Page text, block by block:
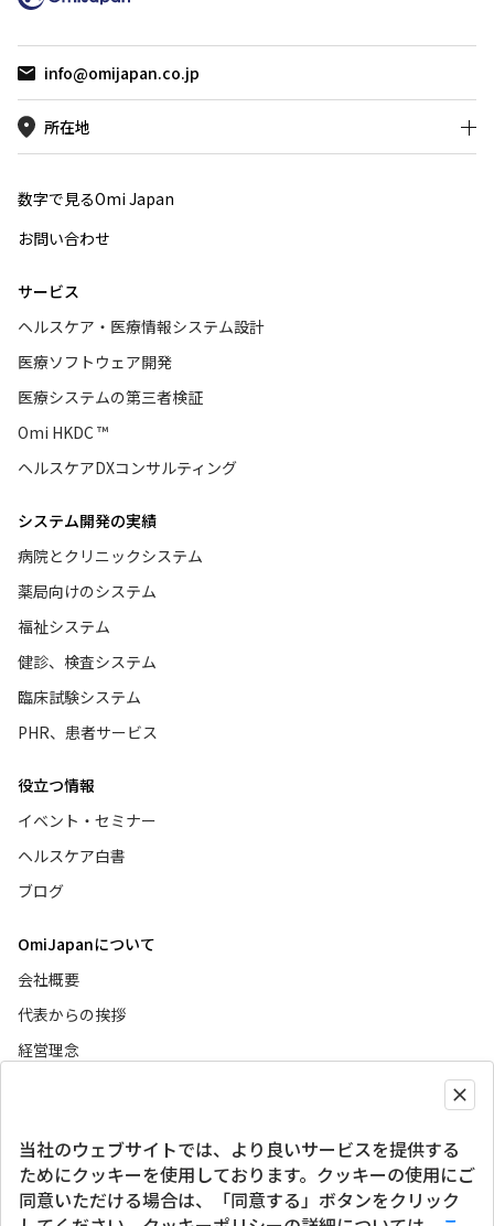
モダンホ
フレーム
に、
です。
info@omijapan.co.jp
所在地
数字で見るOmi Japan
お問い合わせ
サービス
ヘルスケア・医療情報システム設計
医療ソフトウェア開発
医療システムの第三者検証
Omi HKDC ™
ヘルスケアDXコンサルティング
システム開発の実績
病院とクリニックシステム
薬局向けのシステム
福祉システム
健診、検査システム
臨床試験システム
PHR、患者サービス
役立つ情報
イベント・セミナー
ヘルスケア白書
ブログ
OmiJapanについて
会社概要
代表からの挨拶
経営理念
グローバルサイト
SNSアカウント
当社のウェブサイトでは、より良いサービスを提供する
ためにクッキーを使用しております。クッキーの使用にご
同意いただける場合は、「同意する」ボタンをクリック